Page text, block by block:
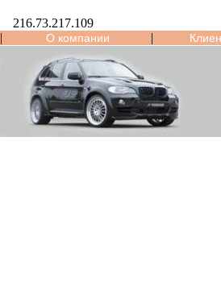
216.73.217.109
|
О компании |